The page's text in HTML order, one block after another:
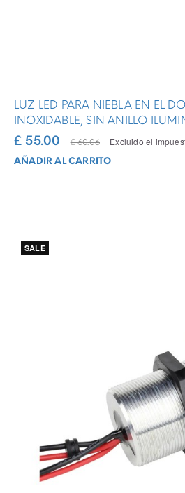
LUZ LED PARA NIEBLA EN EL
INOXIDABLE, SIN ANILLO
£ 55.00 £ 60.06 Excluido el
AÑADIR AL CARRITO
SALE